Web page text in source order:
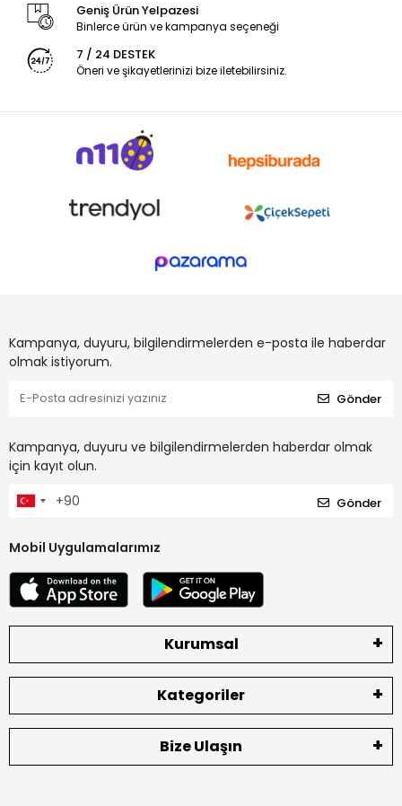
Geniş Ürün Yelpazesi
Binlerce ürün ve kampanya seçeneği
7 / 24 DESTEK
Öneri ve şikayetlerinizi bize iletebilirsiniz.
Kampanya, duyuru, bilgilendirmelerden e-posta ile haberdar
olmak istiyorum.
Gönder
Kampanya, duyuru ve bilgilendirmelerden haberdar olmak
için kayıt olun.
Gönder
Mobil Uygulamalarımız
Kurumsal
Kategoriler
Bize Ulaşın